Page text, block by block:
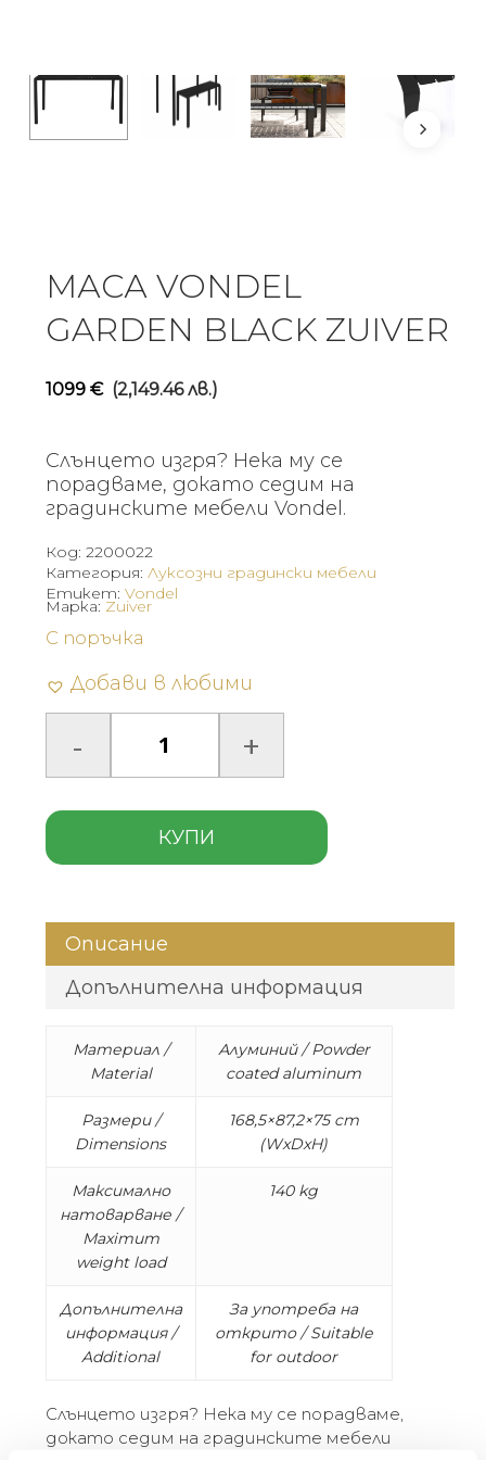
МАСА VONDEL
GARDEN BLACK ZUIVER
1099 € (2,149.46 лв.)
Слънцето изгря? Нека му се
порадваме, докато седим на
градинските мебели Vondel.
Код: 2200022
Категория: Луксозни градински мебели
Етикет: Vondel
С поръчка
Добави в любими
КУПИ
Марка: Zuiver
Описание
Допълнителна информация
Материал /
Material
Алуминий / Powder
coated aluminum
Размери /
Dimensions
168,5×87,2×75 cm
(WxDxH)
Максимално
натоварване /
Maximum
weight load
140 kg
Допълнителна
информация /
Additional
За употреба на
открито / Suitable
for outdoor
Слънцето изгря? Нека му се порадваме,
докато седим на градинските мебели